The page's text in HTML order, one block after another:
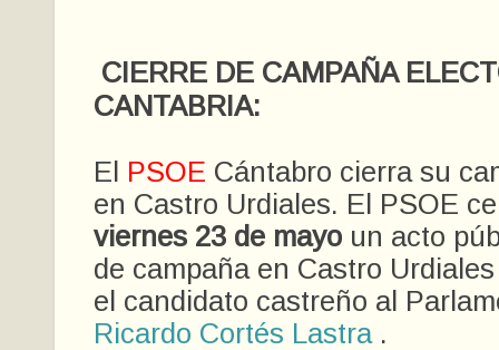
CIERRE DE CAMPAÑA
CANTABRIA:
El PSOE Cántabro cierra su
en Castro Urdiales. El PSOE
viernes 23 de mayo un acto
de campaña en Castro
el candidato castreño al
Ricardo Cortés Lastra.